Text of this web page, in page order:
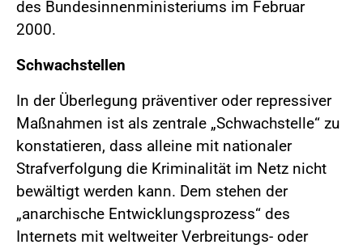
des Bundesinnenministeriums im Februar
2000.
Schwachstellen
In der Überlegung präventiver oder repressiver
Maßnahmen ist als zentrale „Schwachstelle“ zu
konstatieren, dass alleine mit nationaler
Strafverfolgung die Kriminalität im Netz nicht
bewältigt werden kann. Dem stehen der
„anarchische Entwicklungsprozess“ des
Internets mit weltweiter Verbreitungs- oder